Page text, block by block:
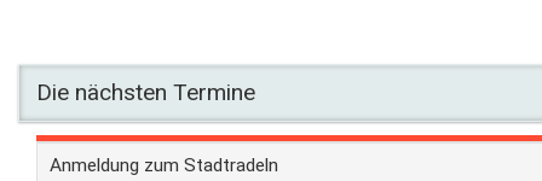
Die nächsten Termine